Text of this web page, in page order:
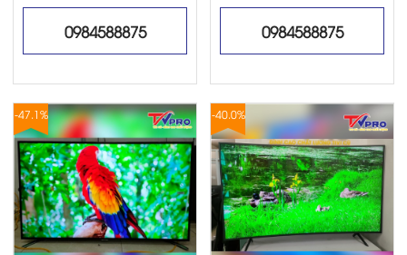
0984588875 0984588875
-47.1% -40.0%